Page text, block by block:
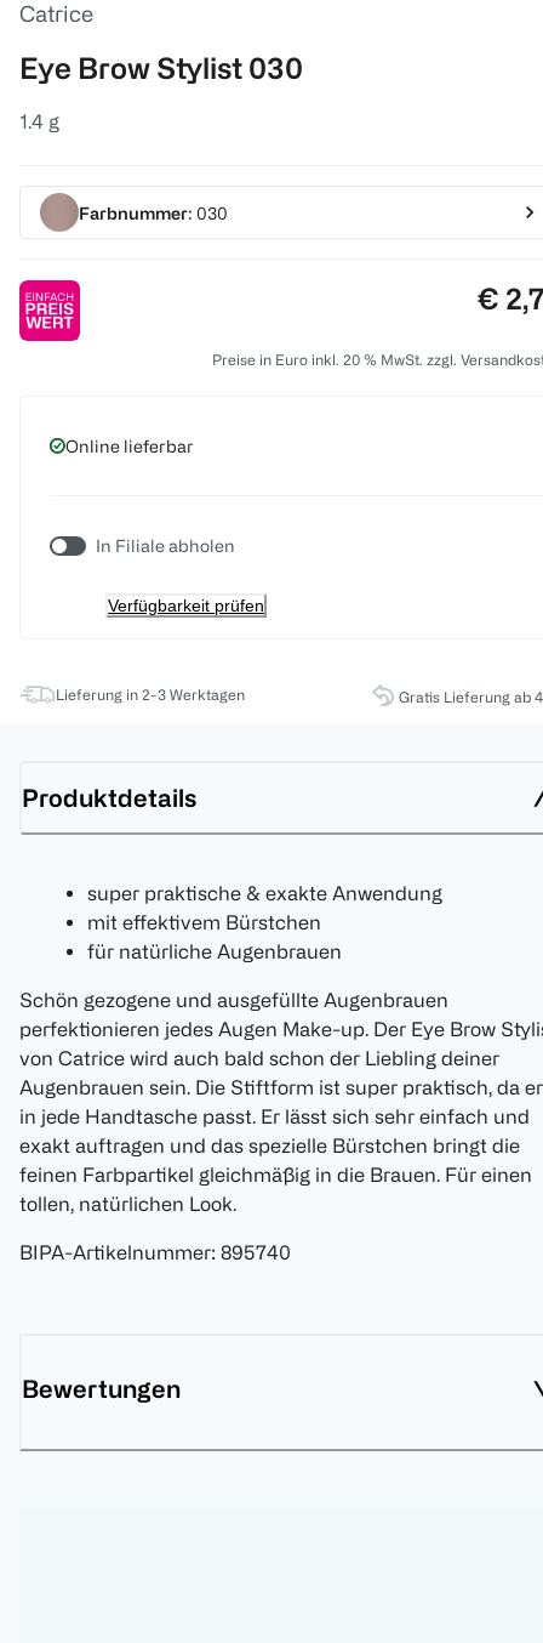
Catrice
Eye Brow Stylist 030
1.4 g
Farbnummer: 030
€
Preise in Euro inkl. 20 % MwSt. zzgl.
Online lieferbar
In Filiale abholen
Verfügbarkeit prüfen
Lieferung in 2-3 Werktagen Gratis Lieferung ab
Produktdetails
super praktische & exakte Anwendung
mit effektivem Bürstchen
für natürliche Augenbrauen
Schön gezogene und ausgefüllte Augenbrauen
perfektionieren jedes Augen Make-up. Der Eye Brow
von Catrice wird auch bald schon der Liebling deiner
Augenbrauen sein. Die Stiftform ist super praktisch, da er
in jede Handtasche passt. Er lässt sich sehr einfach und
exakt auftragen und das spezielle Bürstchen bringt die
feinen Farbpartikel gleichmäßig in die Brauen. Für einen
tollen, natürlichen Look.
BIPA-Artikelnummer: 895740
Bewertungen